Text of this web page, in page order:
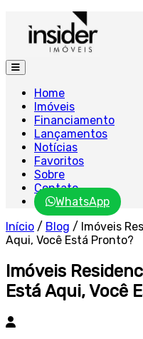
Home
Imóveis
Financiamento
Lançamentos
Notícias
Favoritos
Sobre
Contato
WhatsApp
Início / Blog / Imóveis
Aqui, Você Está Pronto?
Imóveis
Está Aqui, Você